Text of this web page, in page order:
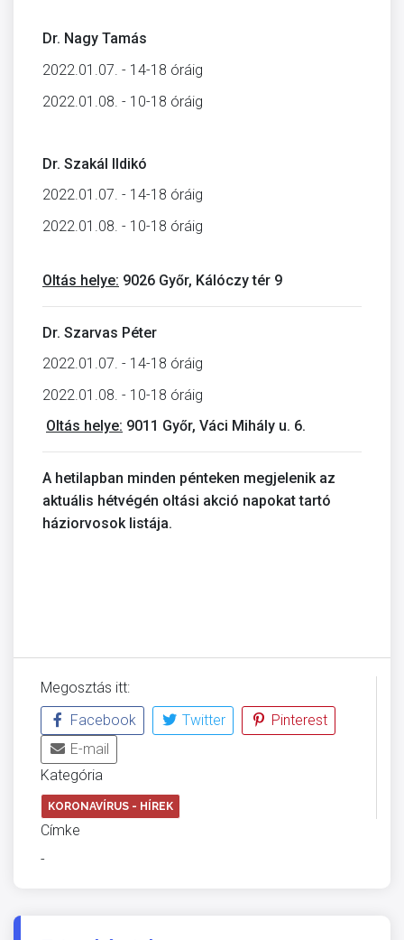
Dr. Nagy Tamás
2022.01.07. - 14-18 óráig
2022.01.08. - 10-18 óráig
Dr. Szakál Ildikó
2022.01.07. - 14-18 óráig
2022.01.08. - 10-18 óráig
Oltás helye: 9026 Győr, Kálóczy tér 9
Dr. Szarvas Péter
2022.01.07. - 14-18 óráig
2022.01.08. - 10-18 óráig
Oltás helye: 9011 Győr, Váci Mihály u. 6.
A hetilapban minden pénteken megjelenik az
aktuális hétvégén oltási akció napokat tartó
háziorvosok listája.
Megosztás itt:
Facebook
Twitter
Pinterest
E-mail
Kategória
KORONAVÍRUS - HÍREK
Címke
-